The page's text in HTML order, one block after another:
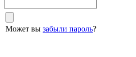
Может вы забыли пароль?